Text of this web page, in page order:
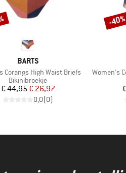
MERK
BARTS
Corangs High Waist Briefs
Productgroep
Bikinibroekje
Prijs
€ 44,95Verlaagde prijs
€ 26,97
0,0(0)
Artikel
Women's
-